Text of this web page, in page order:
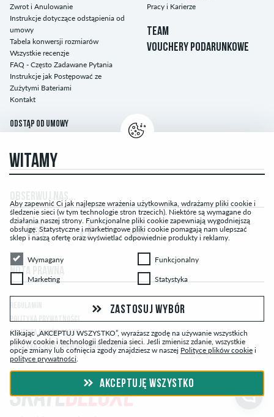
Zwrot i Anulowanie
Instrukcje dotyczące odstąpienia od
umowy
Tabela konwersji rozmiarów
Wszystkie recenzje
FAQ - Często Zadawane Pytania
Instrukcje jak Postępować ze
Zużytymi Bateriami
Kontakt
Odstąp od umowy
Pracy i Karierze
TEAM
VOUCHERY PODARUNKOWE
NOTA PRAWNA
POLITYKA PRYWATNOŚCI
POLITYKA PLIKÓW COOKIE
POLITYKA ZGŁASZANIA NIEPRAWIDŁOWOŚCI
WITAMY
Aby zapewnić Ci jak najlepsze wrażenia użytkownika, wdrażamy pliki cookie i
śledzenie sieci (w tym technologie stron trzecich). Niektóre są wymagane do
działania naszej strony. Funkcjonalne pliki cookie zapewniają wygodniejszą
obsługę. Statystyczne i marketingowe pliki cookie pomagają nam ulepszać
sklep i naszą ofertę oraz wyświetlać odpowiednie produkty i reklamy.
Wymagany
Wymagany Funkcjonalny
Funkcjonalny
MarketingMarketing StatystykaStatystyka
ZASTOSUJ WYBÓR
Klikając „AKCEPTUJ WSZYSTKO”, wyrażasz zgodę na używanie wszystkich
plików cookie i technologii śledzenia sieci. Jeśli zmienisz zdanie, wszystkie
opcje zmiany lub cofnięcia zgody znajdziesz w naszej Polityce plików cookie i
polityce prywatności.
AKCEPTUJĘ WSZYSTKO